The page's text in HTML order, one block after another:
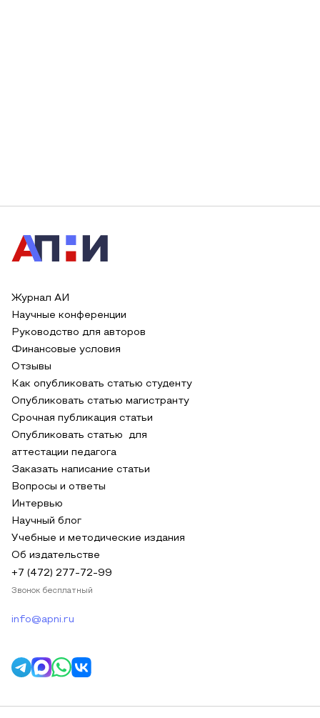
Журнал АИ
Научные конференции
Руководство для авторов
Финансовые условия
Отзывы
Как опубликовать статью студенту
Опубликовать статью магистранту
Срочная публикация статьи
Опубликовать статью для
аттестации педагога
Заказать написание статьи
Вопросы и ответы
Интервью
Научный блог
Учебные и методические издания
Об издательстве
+7 (472) 277-72-99
Звонок бесплатный
info@apni.ru